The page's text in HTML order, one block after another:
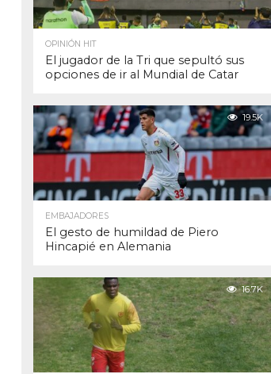
OPINIÓN HIT
El jugador de la Tri que sepultó sus
opciones de ir al Mundial de Catar
19.5K
EMBAJADORES
El gesto de humildad de Piero
Hincapié en Alemania
16.7K